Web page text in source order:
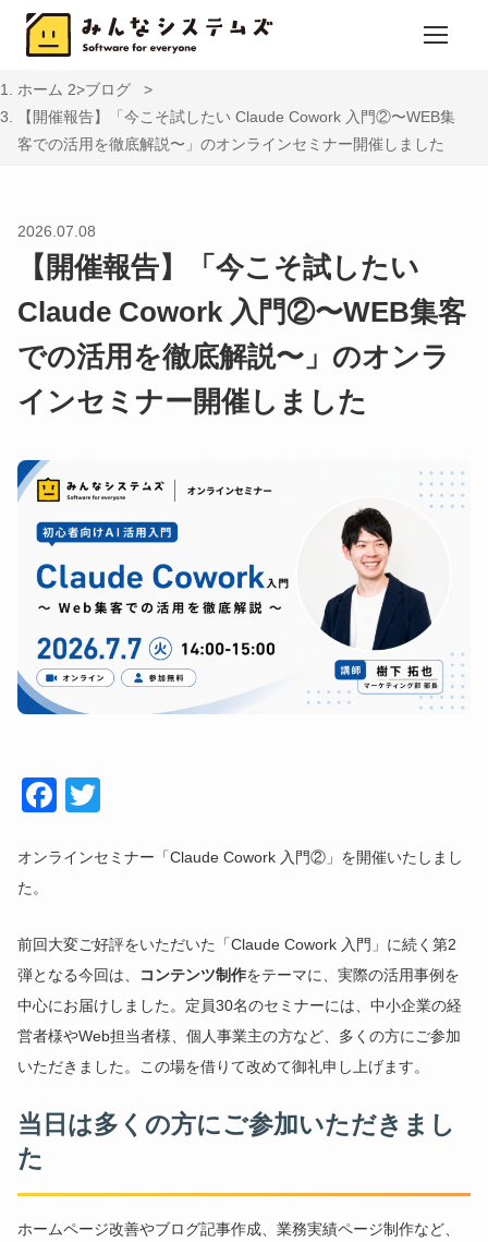
ホーム
ブログ
【開催報告】「今こそ試したい Claude Cowork 入門②〜WEB集
客での活用を徹底解説〜」のオンラインセミナー開催しました
2026.07.08
【開催報告】「今こそ試したい
Claude Cowork 入門②〜WEB集客
での活用を徹底解説〜」のオンラ
インセミナー開催しました
Face
オンラインセミナー「Claude Cowork 入門②」を開催いたしまし
た。
前回大変ご好評をいただいた「Claude Cowork 入門」に続く第2
弾となる今回は、
コンテンツ制作をテーマに、実際の活用事例を
中心にお届けしました。定員30名のセミナーには、中小企業の経
営者様やWeb担当者様、個人事業主の方など、多くの方にご参加
いただきました。この場を借りて改めて御礼申し上げます。
当日は多くの方にご参加いただきまし
た
ホームページ改善やブログ記事作成、業務実績ページ制作など、